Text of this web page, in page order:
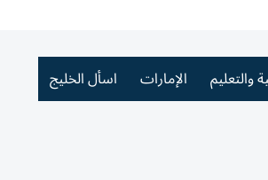
والتعليم الإمارات اسأل الخليج